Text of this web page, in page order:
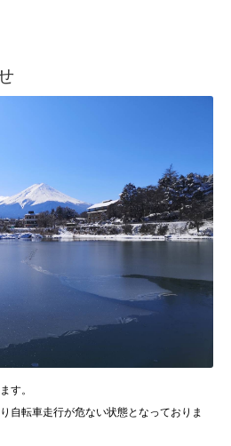
す。
自転車走行が危ない状態となっておりま